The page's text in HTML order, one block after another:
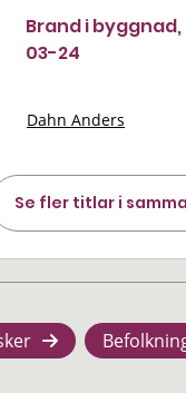
Brand i
03-24
Dahn Anders
Se fler titlar i